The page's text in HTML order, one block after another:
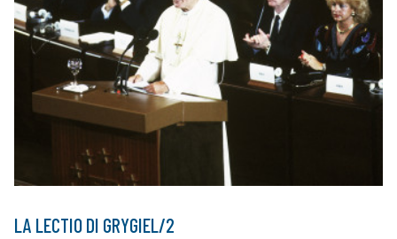
LA LECTIO DI GRYGIEL/2